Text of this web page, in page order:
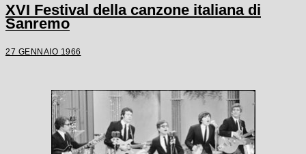
XVI Festival della canzone italiana di
Sanremo
27 GENNAIO 1966